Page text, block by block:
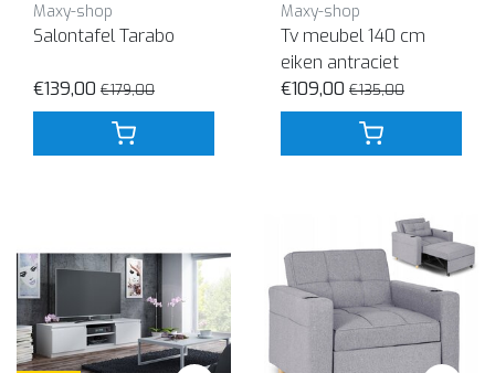
Maxy-shop
Salontafel Tarabo
€139,00 €179,00
Maxy-shop
Tv meubel 140 cm
eiken antraciet
€109,00 €135,00